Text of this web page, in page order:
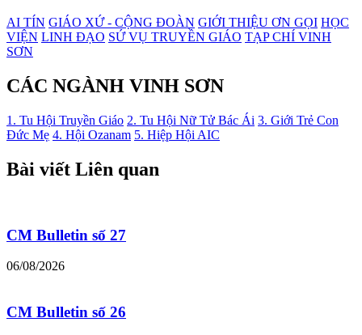
AI TÍN GIÁO XỨ - CỘNG ĐOÀN GIỚI THIỆU ƠN GỌI HỌC
VIỆN LINH ĐẠO SỨ VỤ TRUYỀN GIÁO TẠP CHÍ VINH
SƠN
CÁC NGÀNH VINH SƠN
1. Tu Hội Truyền Giáo 2. Tu Hội Nữ Tử Bác Ái 3. Giới Trẻ Con
Đức Mẹ 4. Hội Ozanam 5. Hiệp Hội AIC
Bài viết Liên quan
CM Bulletin số 27
06/08/2026
CM Bulletin số 26